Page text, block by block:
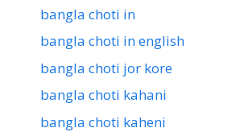
bangla choti in
bangla choti in english
bangla choti jor kore
bangla choti kahani
bangla choti kaheni